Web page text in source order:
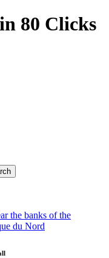
80 Clicks